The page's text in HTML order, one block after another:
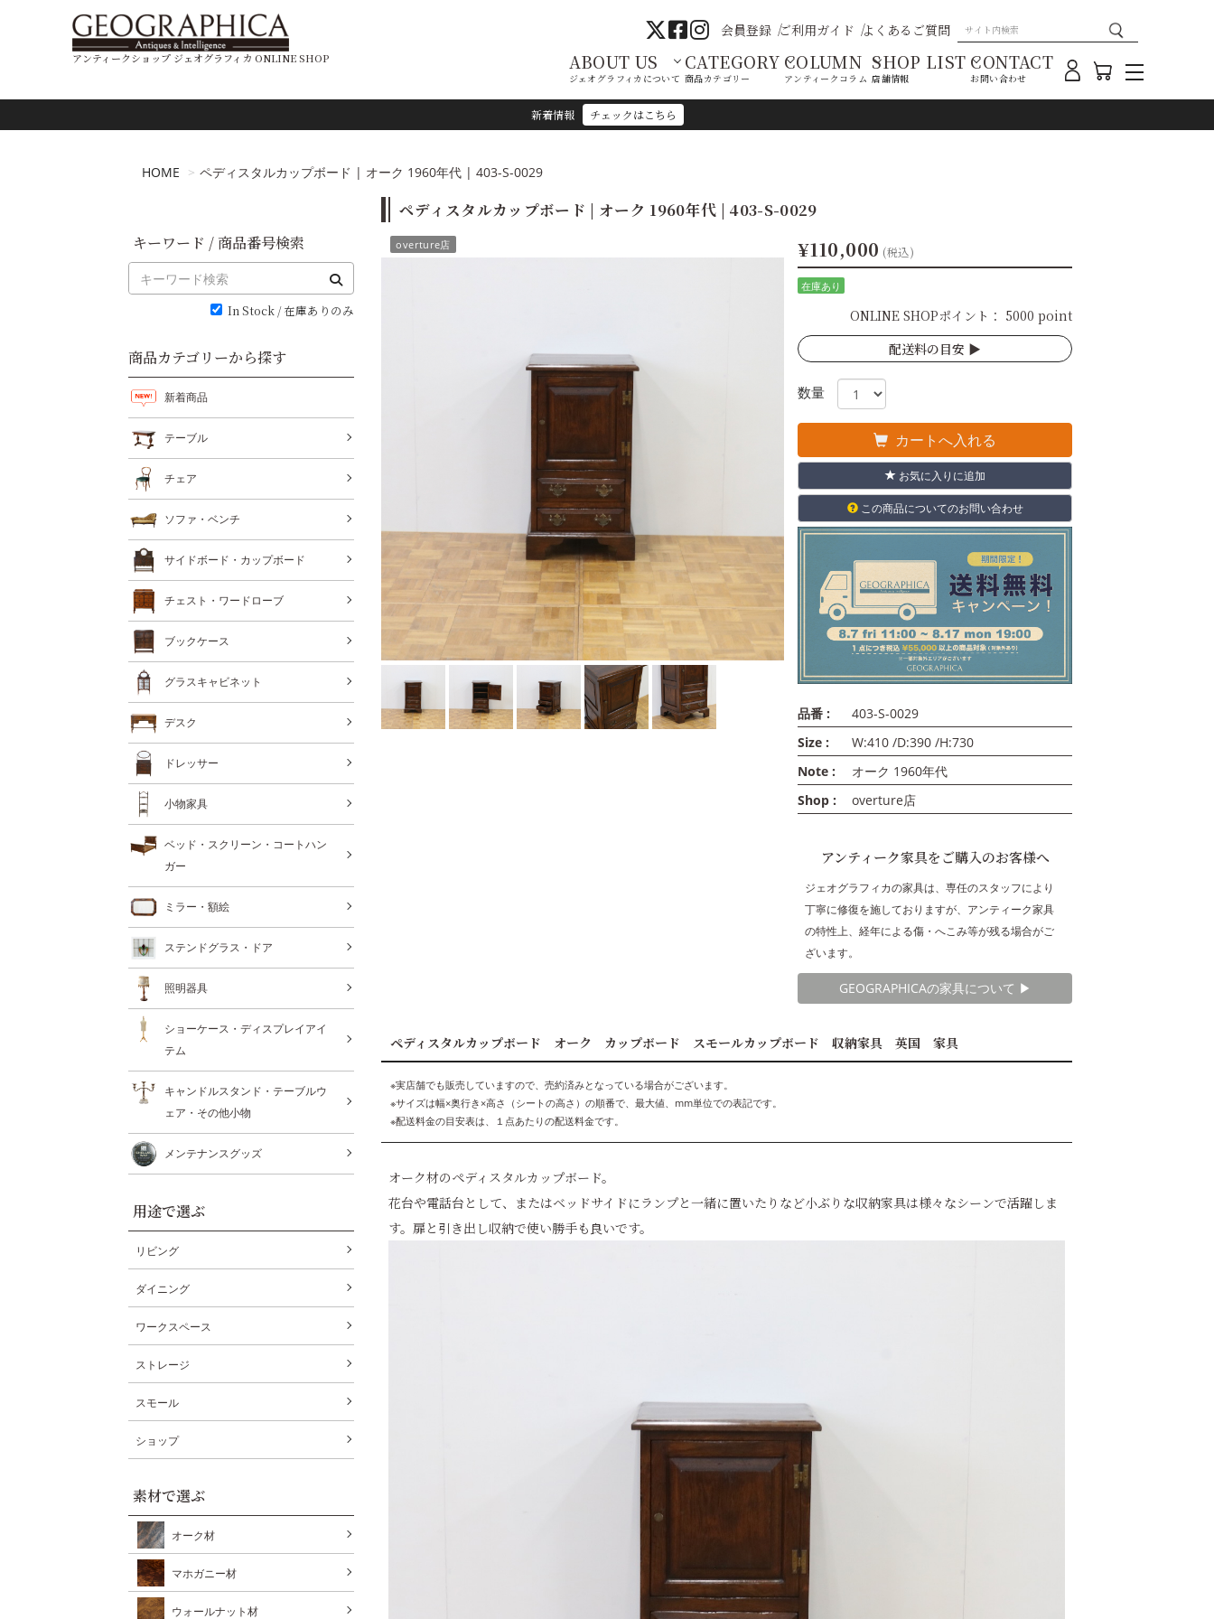
新着情報 チェックはこちら
アンティークショップ ジェオグラフィカ ONLINE SHOP
会員登録 ご利用ガイド よくあるご質問
ABOUT US
ジェオグラフィカについて
CATEGORY
商品カテゴリー
COLUMN
アンティークコラム
SHOP LIST
店舗情報
CONTACT
お問い合わせ
HOME ペディスタルカップボード | オーク 1960年代 | 403-S-0029
ペディスタルカップボード | オーク 1960年代 | 403-S-0029
overture店 ¥110,000 (税込)
在庫あり
ONLINE SHOPポイント： 5000 point
配送料の目安 ▶︎
数量
カートへ入れる
お気に入りに追加
この商品についてのお問い合わせ
品番 :
403-S-0029
Size :
W:410 /D:390 /H:730
Note :
オーク 1960年代
Shop :
overture店
アンティーク家具をご購入のお客様へ
ジェオグラフィカの家具は、専任のスタッフにより
丁寧に修復を施しておりますが、アンティーク家具
の特性上、経年による傷・へこみ等が残る場合がご
ざいます。
GEOGRAPHICAの家具について ▶︎
ペディスタルカップボード オーク カップボード スモールカップボード 収納家具 英国 家具
※実店舗でも販売していますので、売約済みとなっている場合がございます。
※サイズは幅×奥行き×高さ（シートの高さ）の順番で、最大値、mm単位での表記です。
※配送料金の目安表は、１点あたりの配送料金です。
オーク材のペディスタルカップボード。
花台や電話台として、またはベッドサイドにランプと一緒に置いたりなど小ぶりな収納家具は様々なシーンで活躍しま
す。扉と引き出し収納で使い勝手も良いです。
キーワード / 商品番号検索
In Stock / 在庫ありのみ
商品カテゴリーから探す
新着商品
テーブル
チェア
ソファ・ベンチ
サイドボード・カップボード
チェスト・ワードローブ
ブックケース
グラスキャビネット
デスク
ドレッサー
小物家具
ベッド・スクリーン・コートハン
ガー
ミラー・額絵
ステンドグラス・ドア
照明器具
ショーケース・ディスプレイアイ
テム
キャンドルスタンド・テーブルウ
ェア・その他小物
メンテナンスグッズ
用途で選ぶ
リビング
ダイニング
ワークスペース
ストレージ
スモール
ショップ
素材で選ぶ
オーク材
マホガニー材
ウォールナット材